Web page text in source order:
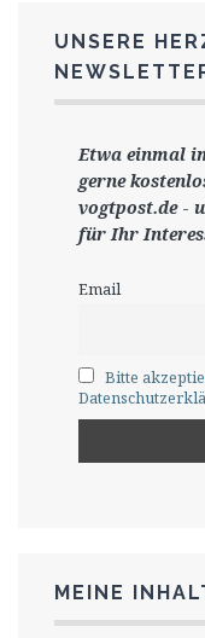
UNSERE
Etwa einmal
gerne
vogtpost.de-
für Ihr
Email
Bitte
MEINE